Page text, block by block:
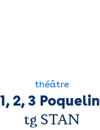
théâtre
1, 2, 3 Poquelin
tg STAN